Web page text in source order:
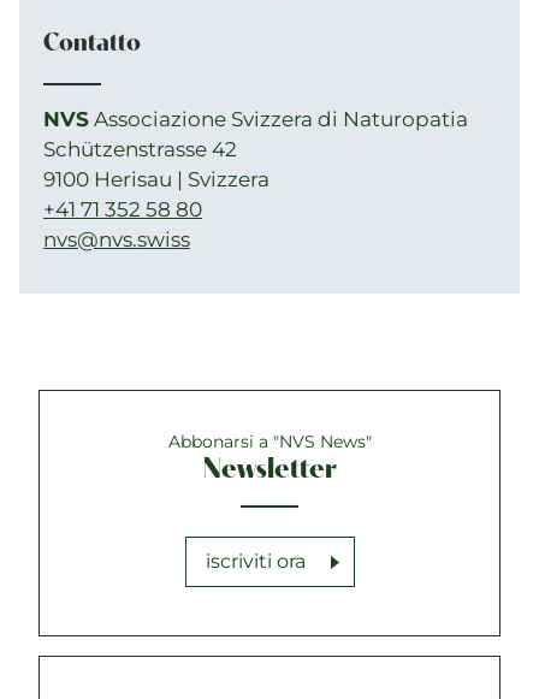
Contatto
NVS Associazione Svizzera di Naturopatia
Schützenstrasse 42
9100 Herisau | Svizzera
+41 71 352 58 80
nvs@nvs.swiss
Abbonarsi a "NVS News"
Newsletter
iscriviti ora